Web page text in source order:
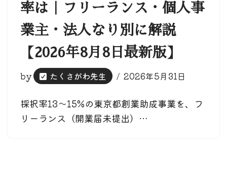
率は｜フリーランス・個人事
業主・法人なり別に解説
【2026年8月8日最新版】
by たくさがわ先生 2026年5月31日
採択率13〜15%の東京都創業助成事業を、フ
リーランス（開業届未提出）…